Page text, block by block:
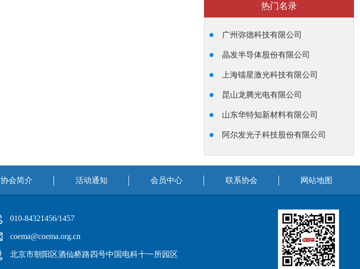
热门名录
广州弥德科技有限公司
晶发半导体股份有限公司
上海镭星激光科技有限公司
昆山龙腾光电有限公司
山东华特知新材料有限公司
阿尔发光子科技股份有限公司
协会简介 活动通知 会员中心 联系协会 网站地图
010-84321456/1457
coema@coema.org.cn
北京市朝阳区酒仙桥路四号中国电科十一所园区